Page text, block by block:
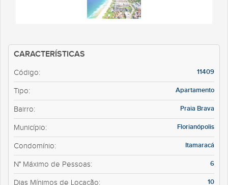
CARACTERÍSTICAS
Código: 11409
Tipo: Apartamento
Bairro: Praia Brava
Município: Florianópolis
Condomínio: Itamaracá
N° Máximo de Pessoas: 6
Dias Mínimos de Locação: 10